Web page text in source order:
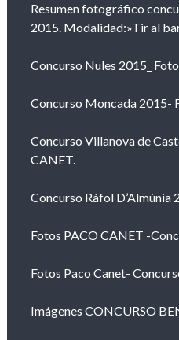
Resumen fotográfico
2015. Modalidad:»Tir al
Concurso Nules 2015_
Concurso Moncada 2015-
Concurso Villanova de
CANET.
Concurso Ràfol
Fotos PACO CANET -
Fotos Paco Canet-
Imágenes CONCURSO